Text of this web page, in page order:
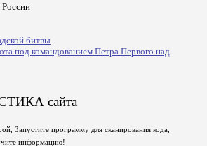
битвы
под командованием Петра Первого над
сайта
Запустите программу для сканирования кода,
информацию!